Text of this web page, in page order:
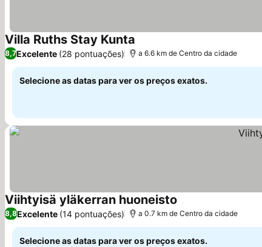
Villa Ruths Stay Kunta
8,7Excelente (28 pontuações) a 6.6 km de Centro da cidade
Selecione as datas para ver os preços exatos.
Viihtyisä yläkerran huoneisto
8,8Excelente (14 pontuações) a 0.7 km de Centro da cidade
Selecione as datas para ver os preços exatos.